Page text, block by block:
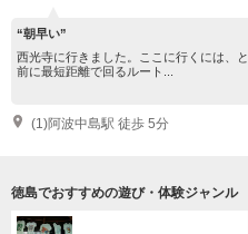
“朝早い”
西光寺に行きました。ここに行くには、
前に最短距離で回るルート...
(1)阿波中島駅 徒歩 5分
徳島でおすすめの遊び・体験ジャンル